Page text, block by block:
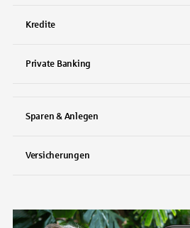
Kredite
Private Banking
Sparen & Anlegen
Versicherungen